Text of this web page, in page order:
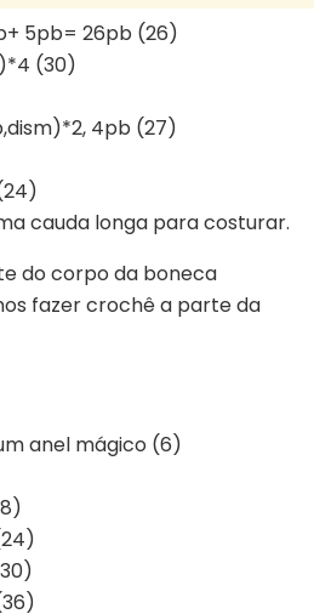
5pb= 26pb (26)
(30)
4pb (27)
cauda longa para costurar.
do corpo da boneca
fazer crochê a parte da
anel mágico (6)